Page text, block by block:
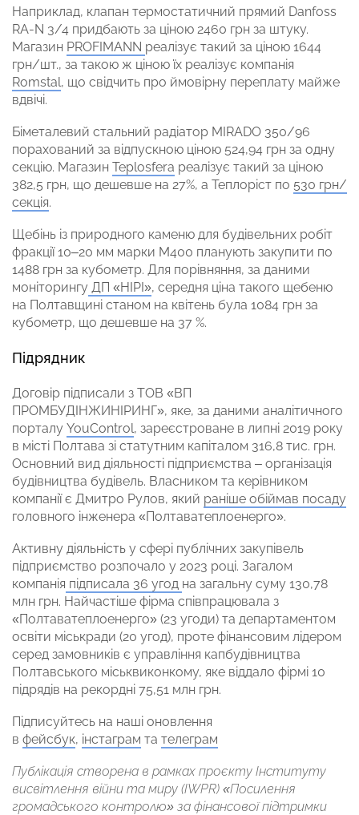
Наприклад, клапан термостатичний прямий Danfoss
RA-N 3/4 придбають за ціною 2460 грн за штуку.
Магазин PROFIMANN реалізує такий за ціною 1644
грн/шт., за такою ж ціною їх реалізує компанія
Romstal, що свідчить про ймовірну переплату майже
вдвічі.
Біметалевий стальний радіатор MIRADO 350/96
порахований за відпускною ціною 524,94 грн за одну
секцію. Магазин Teplosfera реалізує такий за ціною
382,5 грн, що дешевше на 27%, а Теплоріст по 530 грн/
секція.
Щебінь із природного каменю для будівельних робіт
фракції 10–20 мм марки М400 планують закупити по
1488 грн за кубометр. Для порівняння, за даними
моніторингу ДП «НІРІ», середня ціна такого щебеню
на Полтавщині станом на квітень була 1084 грн за
кубометр, що дешевше на 37 %.
Підрядник
Договір підписали з ТОВ «ВП
ПРОМБУДІНЖИНІРИНГ», яке, за даними аналітичного
порталу YouControl, зареєстроване в липні 2019 року
в місті Полтава зі статутним капіталом 316,8 тис. грн.
Основний вид діяльності підприємства – організація
будівництва будівель. Власником та керівником
компанії є Дмитро Рулов, який раніше обіймав посаду
головного інженера «Полтаватеплоенерго».
Активну діяльність у сфері публічних закупівель
підприємство розпочало у 2023 році. Загалом
компанія підписала 36 угод на загальну суму 130,78
млн грн. Найчастіше фірма співпрацювала з
«Полтаватеплоенерго» (23 угоди) та департаментом
освіти міськради (20 угод), проте фінансовим лідером
серед замовників є управління капбудівництва
Полтавського міськвиконкому, яке віддало фірмі 10
підрядів на рекордні 75,51 млн грн.
Підписуйтесь на наші оновлення
в фейсбук, інстаграм та телеграм
Публікація створена в рамках проєкту Інституту
висвітлення війни та миру (IWPR) «Посилення
громадського контролю» за фінансової підтримки